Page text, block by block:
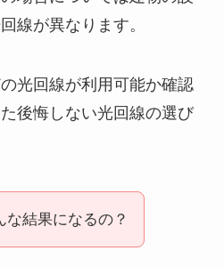
線が異なります。
光回線が利用可能か確認
後悔しない光回線の選び
な結果になるの？